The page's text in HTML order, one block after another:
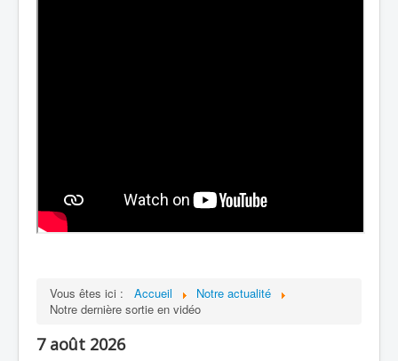
Vous êtes ici : Accueil
Notre actualité
Notre dernière sortie en vidéo
7 août 2026